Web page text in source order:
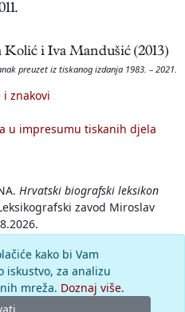
i Iva Mandušić (2013)
preuzet iz tiskanog izdanja 1983. – 2021.
i znakovi
u impresumu tiskanih djela
Hrvatski biografski leksikon
zavod Miroslav
kako bi Vam
iskustvo, za analizu
mreža. Doznaj više.